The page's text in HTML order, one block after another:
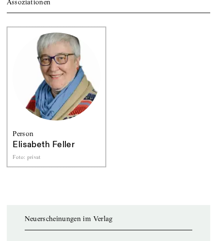
Assoziationen
Person
Elisabeth Feller
Foto: privat
Neuerscheinungen im Verlag